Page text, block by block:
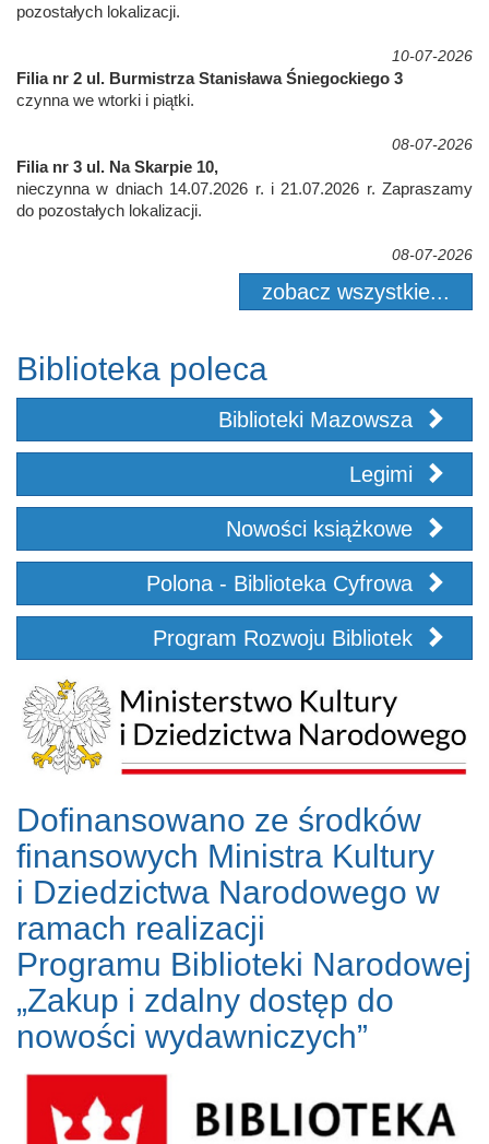
pozostałych lokalizacji.
10-07-2026
Filia nr 2 ul. Burmistrza Stanisława Śniegockiego 3
czynna we wtorki i piątki.
08-07-2026
Filia nr 3 ul. Na Skarpie 10,
nieczynna w dniach 14.07.2026 r. i 21.07.2026 r. Zapraszamy
do pozostałych lokalizacji.
08-07-2026
zobacz wszystkie...
Biblioteka poleca
Biblioteki Mazowsza
Legimi
Nowości książkowe
Polona - Biblioteka Cyfrowa
Program Rozwoju Bibliotek
Dofinansowano ze środków
finansowych Ministra Kultury
i Dziedzictwa Narodowego w
ramach realizacji
Programu Biblioteki Narodowej
„Zakup i zdalny dostęp do
nowości wydawniczych”